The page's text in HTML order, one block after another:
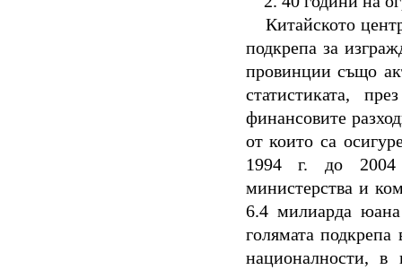
Китайското
подкрепа за
провинции също
статистиката,
финансовите
от които са
1994 г. до 2004
министерства и
6.4 милиарда
голямата
националности, в